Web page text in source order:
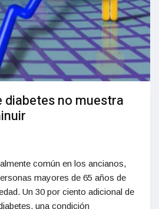
diabetes no muestra
común en los ancianos,
mayores de 65 años de
Un 30 por ciento adicional de
una condición